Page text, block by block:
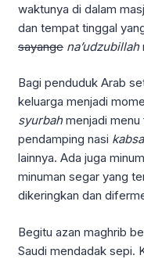
waktunya di dalam
dan tempat tinggal
sayange na’udzubillah
Bagi penduduk Arab
keluarga menjadi
syurbahmenjadi menu
pendamping nasi
lainnya. Ada juga
minuman segar yang
dikeringkan dan
Begitu azan maghrib
Saudi mendadak sepi.